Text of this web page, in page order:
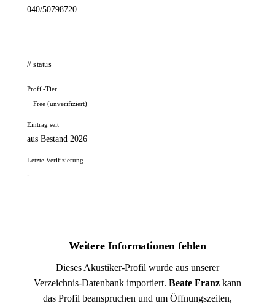
040/50798720
// status
Profil-Tier
Free (unverifiziert)
Eintrag seit
aus Bestand 2026
Letzte Verifizierung
-
Weitere Informationen fehlen
Dieses Akustiker-Profil wurde aus unserer
Verzeichnis-Datenbank importiert. Beate Franz kann
das Profil beanspruchen und um Öffnungszeiten,